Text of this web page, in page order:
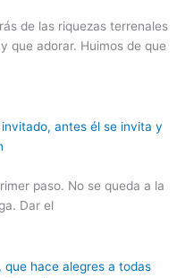
de las riquezas terrenales
que adorar. Huimos de que
paso. No se queda a la
Dar el